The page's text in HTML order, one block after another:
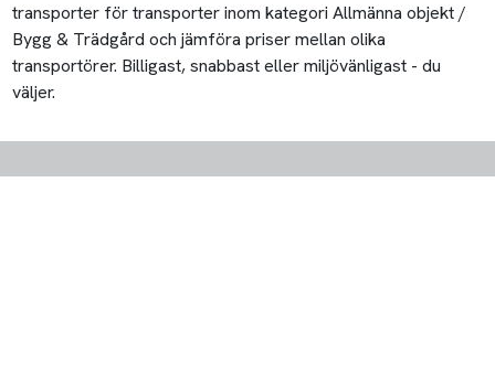
transporter för transporter inom kategori Allmänna objekt /
Bygg & Trädgård och jämföra priser mellan olika
transportörer. Billigast, snabbast eller miljövänligast - du
väljer.